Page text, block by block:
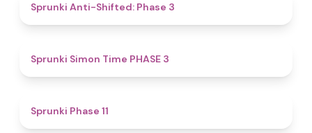
Sprunki Anti-Shifted: Phase 3
Sprunki Simon Time PHASE 3
Sprunki Phase 11